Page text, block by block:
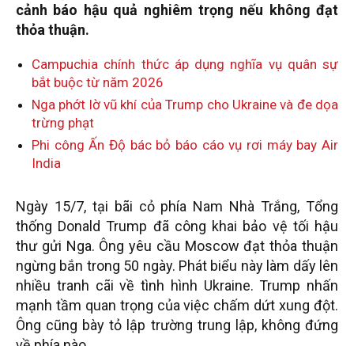
cảnh báo hậu quả nghiêm trọng nếu không đạt
thỏa thuận.
Campuchia chính thức áp dụng nghĩa vụ quân sự
bắt buộc từ năm 2026
Nga phớt lờ vũ khí của Trump cho Ukraine và đe dọa
trừng phạt
Phi công Ấn Độ bác bỏ báo cáo vụ rơi máy bay Air
India
Ngày 15/7, tại bãi cỏ phía Nam Nhà Trắng, Tổng
thống Donald Trump đã công khai bảo vệ tối hậu
thư gửi Nga. Ông yêu cầu Moscow đạt thỏa thuận
ngừng bắn trong 50 ngày. Phát biểu này làm dấy lên
nhiều tranh cãi về tình hình Ukraine. Trump nhấn
mạnh tầm quan trọng của việc chấm dứt xung đột.
Ông cũng bày tỏ lập trường trung lập, không đứng